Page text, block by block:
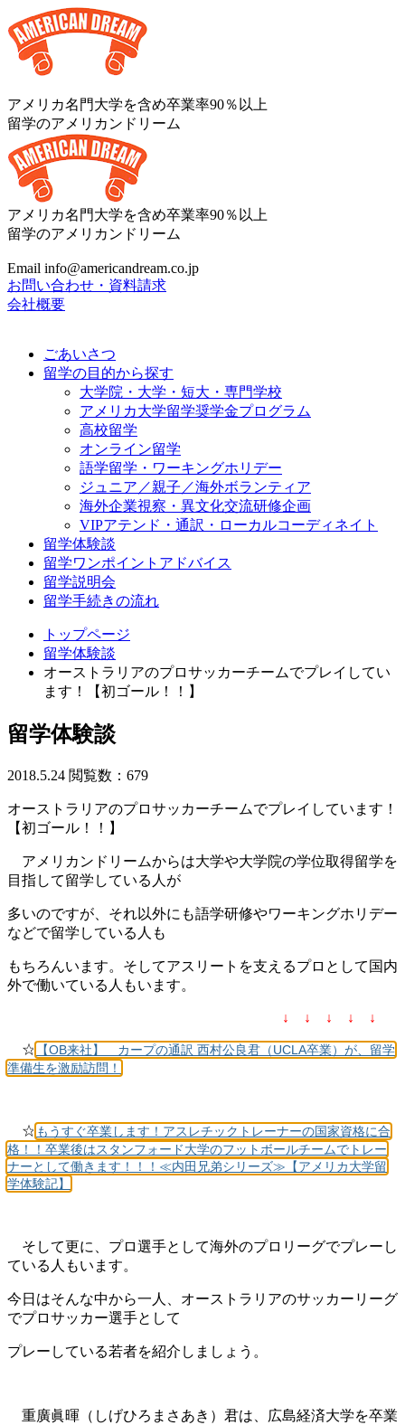
アメリカ名門大学を含め卒業率90％以上
留学のアメリカンドリーム
アメリカ名門大学を含め卒業率90％以上
留学のアメリカンドリーム
Email info@americandream.co.jp
お問い合わせ・資料請求
会社概要
ごあいさつ
留学の目的から探す
大学院・大学・短大・専門学校
アメリカ大学留学奨学金プログラム
高校留学
オンライン留学
語学留学・ワーキングホリデー
ジュニア／親子／海外ボランティア
海外企業視察・異文化交流研修企画
VIPアテンド・通訳・ローカルコーディネイト
留学体験談
留学ワンポイントアドバイス
留学説明会
留学手続きの流れ
トップページ
留学体験談
オーストラリアのプロサッカーチームでプレイしてい
ます！【初ゴール！！】
留学体験談
2018.5.24 閲覧数：679
オーストラリアのプロサッカーチームでプレイしています！
【初ゴール！！】
アメリカンドリームからは大学や大学院の学位取得留学を
目指して留学している人が
多いのですが、 それ以外にも語学研修やワーキングホリデー
などで留学している人も
もちろんいます。 そしてアスリートを支えるプロとして国内
外で働いている人もいます。
↓ ↓ ↓ ↓ ↓
☆
【OB来社】 カープの通訳 西村公良君（UCLA卒業）が、留学
準備生を激励訪問！
☆ もうすぐ卒業します！アスレチックトレーナーの国家資格に合
格！！卒業後はスタンフォード大学のフットボールチームでトレー
ナーとして働きます！！！≪内田兄弟シリーズ≫【アメリカ大学留
学体験記】
そして更に、プロ選手として海外のプロリーグでプレーし
ている人もいます。
今日はそんな中から一人、オーストラリアのサッカーリーグ
でプロサッカー選手として
プレーしている若者を紹介しましょう。
重廣眞暉（しげひろまさあき）君は、広島経済大学を卒業